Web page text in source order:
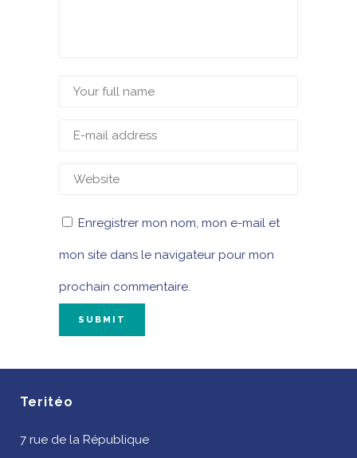
Enregistrer mon nom, mon e-mail et
mon site dans le navigateur pour mon
prochain commentaire.
Teritéo
7 rue de la République